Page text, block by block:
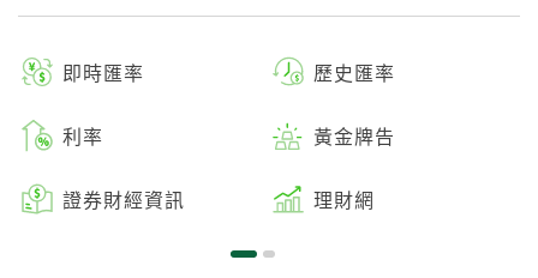
即時匯率 歷史匯率
利率 黃金牌告
證券財經資訊 理財網